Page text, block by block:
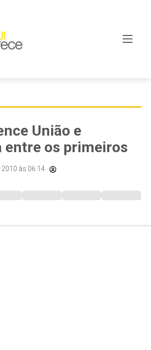
União e
entre os primeiros
2010 às 06:14